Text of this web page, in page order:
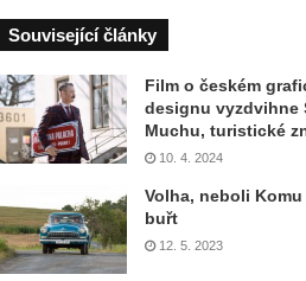
Související články
Film o českém
designu vyzdvihne
Muchu, turistické
10. 4. 2024
Volha, neboli
buřt
12. 5. 2023